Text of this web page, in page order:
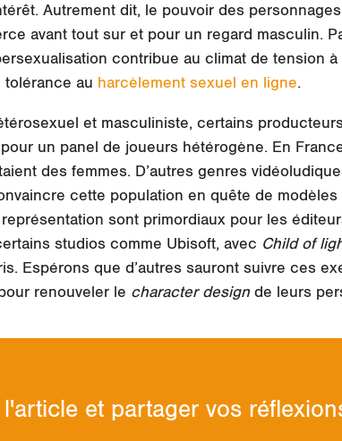
Autrement dit, le pouvoir des
avant tout sur et pour un regard masculin.
contribue au climat de tension à
tolérance au harcèlement sexuel en ligne.
et masculiniste, certains
un panel de joueurs hétérogène. En
des femmes. D’autres genres
cette population en quête de modèles
sont primordiaux pour les
studios comme Ubisoft, avec Child of
Espérons que d’autres sauront suivre ces
renouveler le character designde leurs
et partager vos